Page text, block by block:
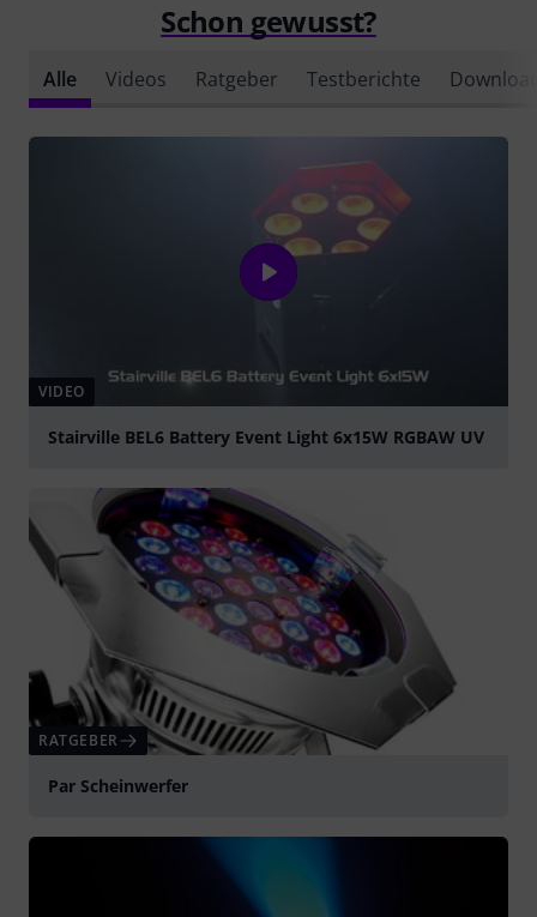
Schon gewusst?
Alle Videos Ratgeber Testberichte
VIDEO
Stairville BEL6 Battery Event Light 6x15W RGBAW UV
RATGEBER
Par Scheinwerfer